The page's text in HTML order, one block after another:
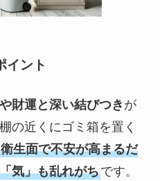
イント
財運と深い結びつき が
の近くにゴミ箱を置く
生面で不安が高まるだ
気」も乱れがちです。